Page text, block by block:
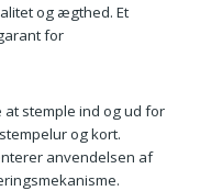
og ægthed. Et
for
at stemple ind og ud for
og kort.
anvendelsen af